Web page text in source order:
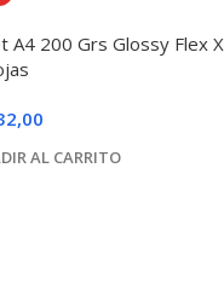
A4 200 Grs Glossy Flex X
AL CARRITO